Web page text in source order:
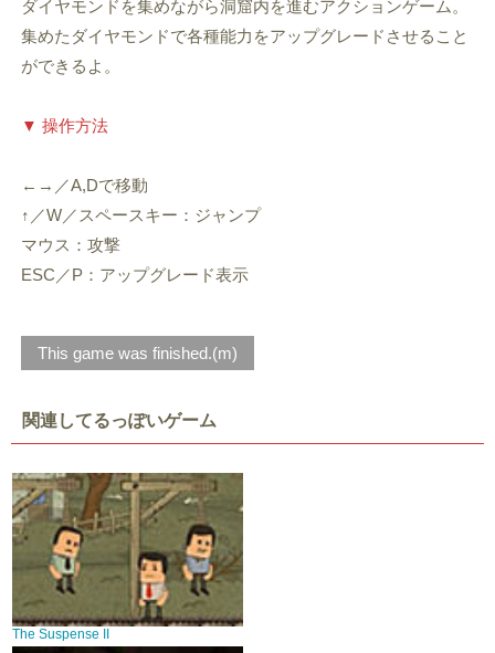
ダイヤモンドを集めながら洞窟内を進むアクションゲーム。
集めたダイヤモンドで各種能力をアップグレードさせること
ができるよ。
▼ 操作方法
←→／A,Dで移動
↑／W／スペースキー：ジャンプ
マウス：攻撃
ESC／P：アップグレード表示
This game was finished.(m)
関連してるっぽいゲーム
The Suspense II